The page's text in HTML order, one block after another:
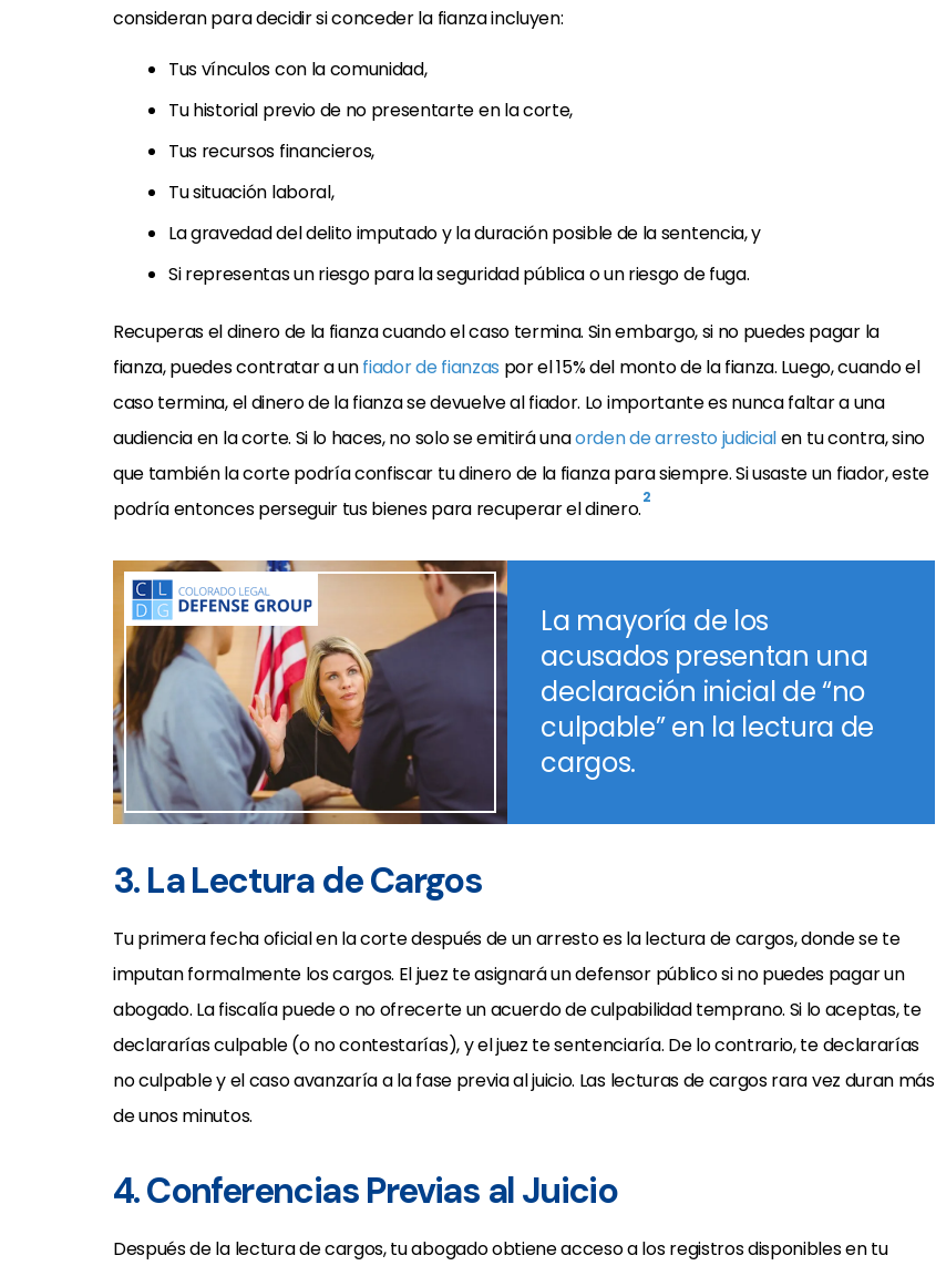
consideran para decidir si conceder la fianza incluyen:
Tus vínculos con la comunidad,
Tu historial previo de no presentarte en la corte,
Tus recursos financieros,
Tu situación laboral,
La gravedad del delito imputado y la duración posible de la sentencia, y
Si representas un riesgo para la seguridad pública o un riesgo de fuga.
Recuperas el dinero de la fianza cuando el caso termina. Sin embargo, si no puedes pagar la
fianza, puedes contratar a unfiador de fianzas por el 15% del monto de la fianza. Luego, cuando el
caso termina, el dinero de la fianza se devuelve al fiador. Lo importante es nunca faltar a una
audiencia en la corte. Si lo haces, no solo se emitirá unaorden de arresto judicialen tu contra, sino
que también la corte podría confiscar tu dinero de la fianza para siempre. Si usaste un fiador, este
podría entonces perseguir tus bienes para recuperar el dinero.2
La mayoría de los
acusados presentan una
declaración inicial de “no
culpable” en la lectura de
cargos.
3. La Lectura de Cargos
Tu primera fecha oficial en la corte después de un arresto es la lectura de cargos, donde se te
imputan formalmente los cargos. El juez te asignará un defensor público si no puedes pagar un
abogado. La fiscalía puede o no ofrecerte un acuerdo de culpabilidad temprano. Si lo aceptas, te
declararías culpable (o no contestarías), y el juez te sentenciaría. De lo contrario, te declararías
no culpable y el caso avanzaría a la fase previa al juicio. Las lecturas de cargos rara vez duran más
de unos minutos.
4. Conferencias Previas al Juicio
Después de la lectura de cargos, tu abogado obtiene acceso a los registros disponibles en tu